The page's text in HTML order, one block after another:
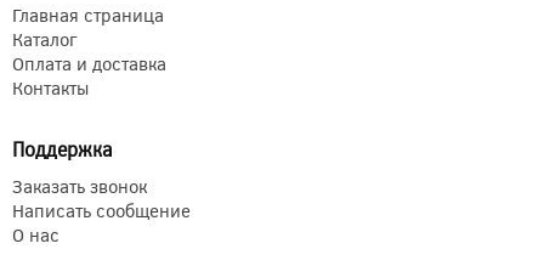
Главная страница
Каталог
Оплата и доставка
Контакты
Поддержка
Заказать звонок
Написать сообщение
О нас